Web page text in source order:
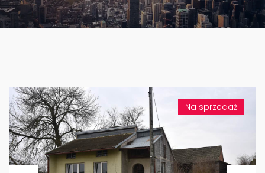
Na sprzedaż